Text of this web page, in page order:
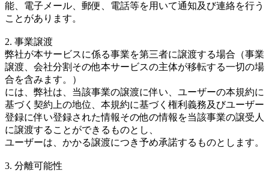
能、電子メール、郵便、電話等を用いて通知及び連絡を行う
ことがあります。
2. 事業譲渡
弊社が本サービスに係る事業を第三者に譲渡する場合（事業
譲渡、会社分割その他本サービスの主体が移転する一切の場
合を含みます。）
には、弊社は、当該事業の譲渡に伴い、ユーザーの本規約に
基づく契約上の地位、本規約に基づく権利義務及びユーザー
登録に伴い登録された情報その他の情報を当該事業の譲受人
に譲渡することができるものとし、
ユーザーは、かかる譲渡につき予め承諾するものとします。
3. 分離可能性